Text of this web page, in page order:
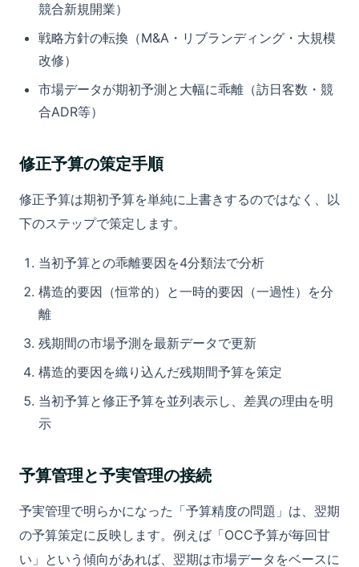
競合新規開業）
戦略方針の転換（M&A・リブランディング・大規模
改修）
市場データが期初予測と大幅に乖離（訪日客数・競
合ADR等）
修正予算の策定手順
修正予算は期初予算を単純に上書きするのではなく、以
下のステップで策定します。
当初予算との乖離要因を4分類法で分析
構造的要因（恒常的）と一時的要因（一過性）を分
離
残期間の市場予測を最新データで更新
構造的要因を織り込んだ残期間予算を策定
当初予算と修正予算を並列表示し、差異の理由を明
示
予算管理と予実管理の接続
予実管理で明らかになった「予算精度の問題」は、翌期
の予算策定に反映します。例えば「OCC予算が毎回甘
い」という傾向があれば、翌期は市場データをベースに